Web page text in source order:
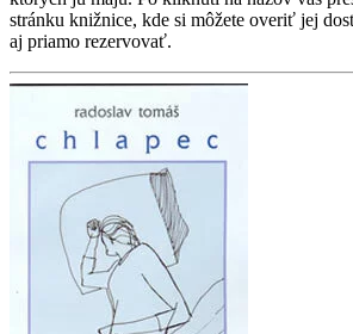
stránku knižnice, kde si môžete overiť jej
aj priamo rezervovať.